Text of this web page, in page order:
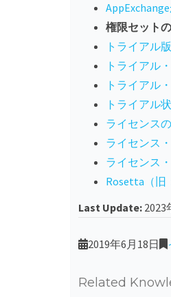
権限セット
トライアル
トライアル
トライアル
トライアル
ライセンス
ライセンス
ライセンス
Rosetta（旧
Last Update: 2023
2019年6月18日
Related